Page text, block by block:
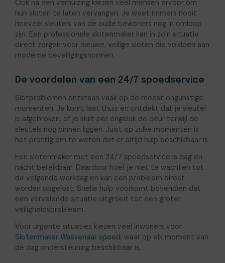
Ook na een verhuizing kiezen veel mensen ervoor om
hun sloten te laten vervangen. Je weet immers nooit
hoeveel sleutels van de oude bewoners nog in omloop
zijn. Een professionele slotenmaker kan in zo’n situatie
direct zorgen voor nieuwe, veilige sloten die voldoen aan
moderne beveiligingsnormen.
De voordelen van een 24/7 spoedservice
Slotproblemen ontstaan vaak op de meest ongunstige
momenten. Je komt laat thuis en ontdekt dat je sleutel
is afgebroken, of je sluit per ongeluk de deur terwijl de
sleutels nog binnen liggen. Juist op zulke momenten is
het prettig om te weten dat er altijd hulp beschikbaar is.
Een slotenmaker met een 24/7 spoedservice is dag en
nacht bereikbaar. Daardoor hoef je niet te wachten tot
de volgende werkdag en kan een probleem direct
worden opgelost. Snelle hulp voorkomt bovendien dat
een vervelende situatie uitgroeit tot een groter
veiligheidsprobleem.
Voor urgente situaties kiezen veel inwoners voor
Slotenmaker Wassenaar spoed, waar op elk moment van
de dag ondersteuning beschikbaar is.